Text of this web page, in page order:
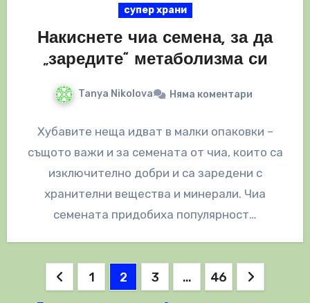
супер храни
Накиснете чиа семена, за да
„заредите“ метаболизма си
Tanya Nikolova Няма коментари
Хубавите неща идват в малки опаковки –
същото важи и за семената от чиа, които са
изключително добри и са заредени с
хранителни вещества и минерали. Чиа
семената придобиха популярност…
Разделяне
1 2 3 … 46